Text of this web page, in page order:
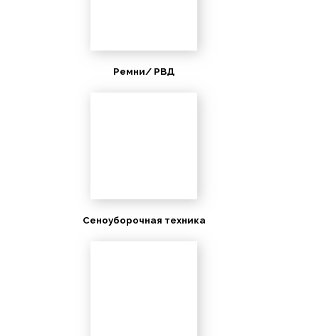
Ремни/ РВД
Сеноуборочная техника